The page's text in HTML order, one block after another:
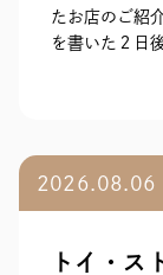
たお店のご紹
を書いた２日
2026.08.06
トイ・